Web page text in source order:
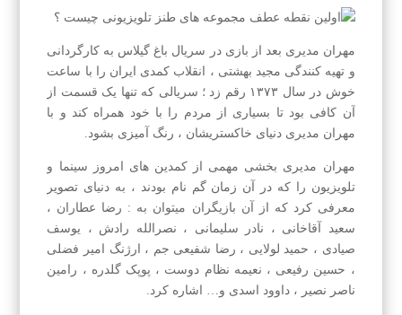
مهران مدیری بعد از بازی در سریال باغ گیلاس به کارگردانی
و تهیه کنندگی مجید بهشتی ، انقلاب کمدی ایران را با ساعت
خوش در سال ۱۳۷۳ رقم زد ؛ سریالی که تنها یک قسمت از
آن کافی بود تا بسیاری از مردم را با خود همراه کند و با
مهران مدیری دنیای خاکستریشان ، رنگ آمیزی بشود.
مهران مدیری بخشی مهمی از کمدین های امروز سینما و
تلویزیون را که در آن زمان گم نام بودند ، به دنیای تصویر
معرفی کرد که از آن بازیگران میتوان به : رضا عطاران ،
سعید آقاخانی ، نادر سلیمانی ، نصرالله رادش ، یوسف
صیادی ، حمید لولایی ، رضا شفیعی جم ، ارژنگ امیر فضلی
، حسین رفیعی ، نعیمه نظام دوست ، پوپک گلدره ، رامین
ناصر نصیر ، داوود اسدی و… اشاره کرد.